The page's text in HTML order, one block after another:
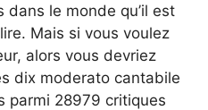
le monde qu’il est
Mais si vous voulez
alors vous devriez
dix moderato cantabile
parmi 28979 critiques